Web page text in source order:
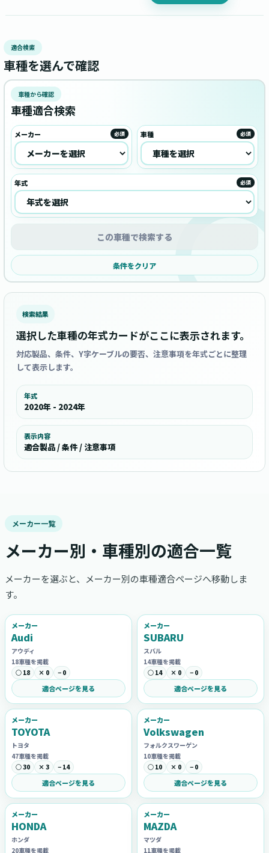
適合検索
車種を選んで確認
車種から確認
車種適合検索
メーカー 必須 車種 必須
年式 必須
この車種で検索する
条件をクリア
検索結果
選択した車種の年式カードがここに表示されます。
対応製品、条件、Y字ケーブルの要否、注意事項を年式ごとに整理
して表示します。
年式
2020年 - 2024年
表示内容
適合製品 / 条件 / 注意事項
メーカー一覧
メーカー別・車種別の適合一覧
メーカーを選ぶと、メーカー別の車種適合ページへ移動しま
す。
メーカー
Audi
アウディ
18車種を掲載
○ 18
× 0 − 0
適合ページを見る
メーカー
SUBARU
スバル
14車種を掲載
○ 14
× 0 − 0
適合ページを見る
メーカー
TOYOTA
トヨタ
47車種を掲載
○ 30
× 3 − 14
適合ページを見る
メーカー
Volkswagen
フォルクスワーゲン
10車種を掲載
○ 10
× 0 − 0
適合ページを見る
メーカー
HONDA
ホンダ
20車種を掲載
メーカー
MAZDA
マツダ
11車種を掲載